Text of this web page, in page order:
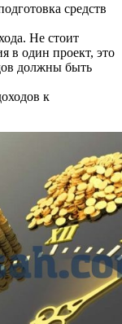
средств
Не стоит
в один проект, это
должны быть
к